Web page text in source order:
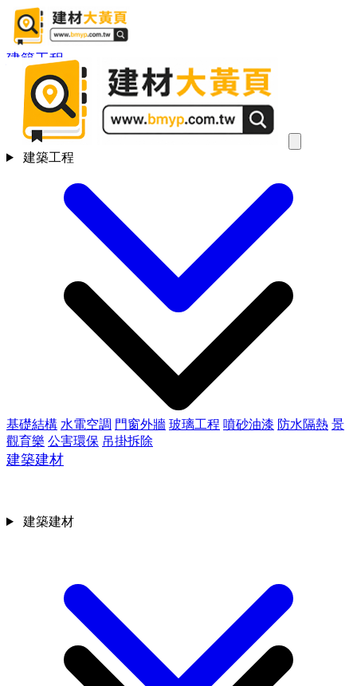
建築工程
基礎結構 水電空調 門窗外牆 玻璃工程 噴砂油漆 防水隔熱 景
觀育樂 公害環保 吊掛拆除
建築建材
建築工程
建築建材